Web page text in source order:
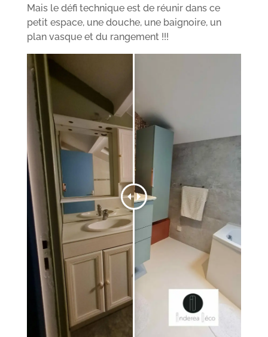
Mais le défi technique est de réunir dans ce
petit espace, une douche, une baignoire, un
plan vasque et du rangement !!!